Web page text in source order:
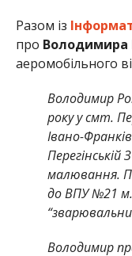
Разом із
про Володимира
аеромобільного
Володимир
року у смт.
Івано-
малювання.
до ВПУ №21 м.
Володимир